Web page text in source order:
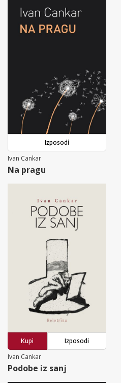
Izposodi
Ivan Cankar
Na pragu
Kupi
Izposodi
Ivan Cankar
Podobe iz sanj